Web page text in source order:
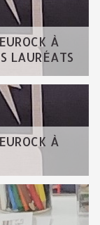
À
LAURÉATS
À